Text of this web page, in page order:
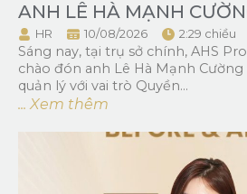
ANH LÊ HÀ MẠNH
HR 10/08/2026 2:29 chiều
Sáng nay, tại trụ sở chính, AHS
chào đón anh Lê Hà Mạnh
quản lý với vai trò Quyền...
... Xem thêm